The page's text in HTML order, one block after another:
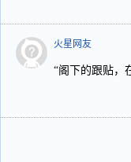
火星网友
“阁下的跟贴，